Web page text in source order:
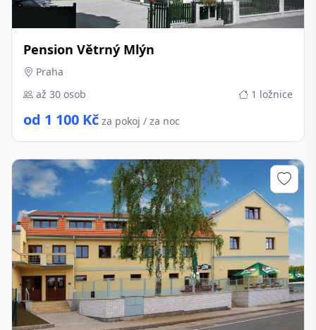
Pension Větrný Mlýn
Praha
až 30 osob
1 ložnice
od 1 100 Kč za pokoj / za noc